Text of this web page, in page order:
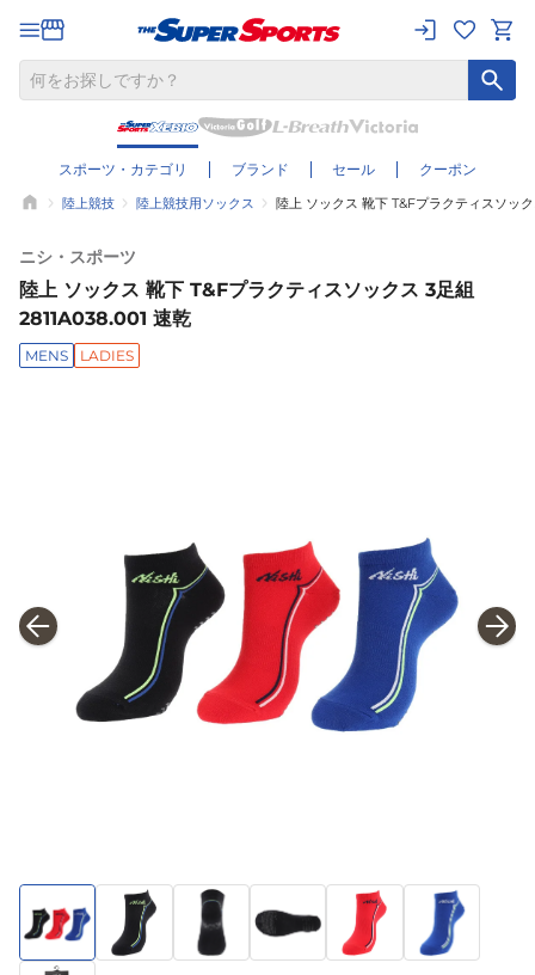
スポーツ・カテゴリ ブランド セール クーポン
陸上競技 陸上競技用ソックス 陸上 ソックス 靴下 T&Fプラクティスソッ
ニシ・スポーツ
陸上 ソックス 靴下 T&Fプラクティスソックス 3足組
2811A038.001 速乾
MENS LADIES